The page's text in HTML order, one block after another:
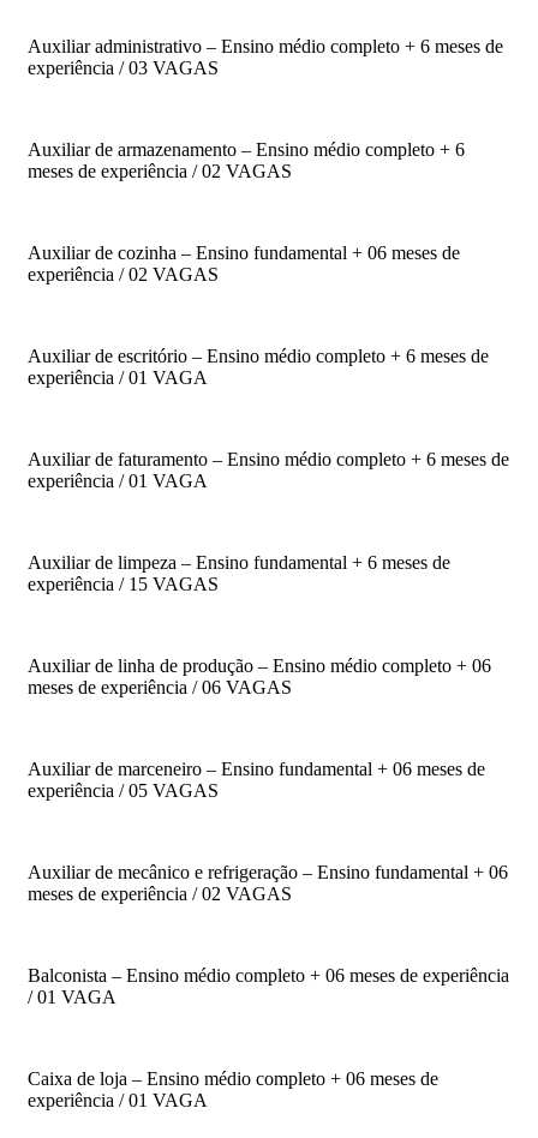
Auxiliar administrativo – Ensino médio completo + 6 meses de
experiência / 03 VAGAS
Auxiliar de armazenamento – Ensino médio completo + 6
meses de experiência / 02 VAGAS
Auxiliar de cozinha – Ensino fundamental + 06 meses de
experiência / 02 VAGAS
Auxiliar de escritório – Ensino médio completo + 6 meses de
experiência / 01 VAGA
Auxiliar de faturamento – Ensino médio completo + 6 meses de
experiência / 01 VAGA
Auxiliar de limpeza – Ensino fundamental + 6 meses de
experiência / 15 VAGAS
Auxiliar de linha de produção – Ensino médio completo + 06
meses de experiência / 06 VAGAS
Auxiliar de marceneiro – Ensino fundamental + 06 meses de
experiência / 05 VAGAS
Auxiliar de mecânico e refrigeração – Ensino fundamental + 06
meses de experiência / 02 VAGAS
Balconista – Ensino médio completo + 06 meses de experiência
/ 01 VAGA
Caixa de loja – Ensino médio completo + 06 meses de
experiência / 01 VAGA